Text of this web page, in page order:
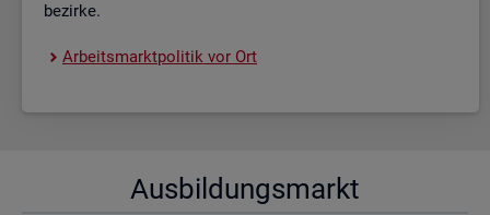
be­zir­ke.
Ar­beits­markt­po­li­tik vor Ort
Aus­bil­dungs­markt